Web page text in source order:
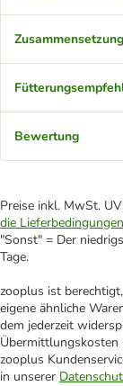
Zusammensetzung
Bewertung
Preise inkl. MwSt.
die Lieferbedingungen
"Sonst" = Der
Tage.
zooplus ist
eigene ähnliche
dem jederzeit
Übermittlungskosten
zooplus
in unserer